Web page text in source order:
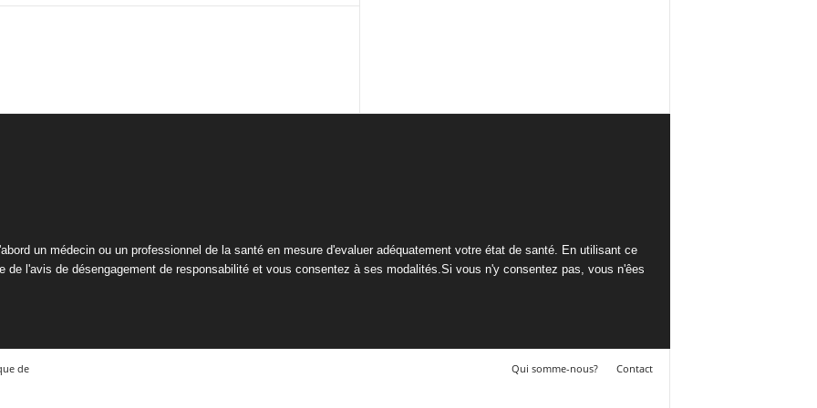
un médecin ou un professionnel de la santé en mesure d'evaluer adéquatement votre état de santé. En utilisant ce
l'avis de désengagement de responsabilité et vous consentez à ses modalités.Si vous n'y consentez pas, vous n'êes
Qui somme-nous? Contact
de